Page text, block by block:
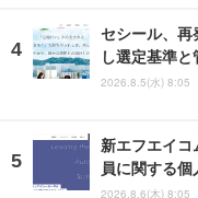
セシール、再
し選定基準
2026.8.5(水) 8:05
新エフエイ
員に関する
2026.8.6(木) 8:05